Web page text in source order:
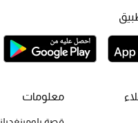
الحقائب
معلومات